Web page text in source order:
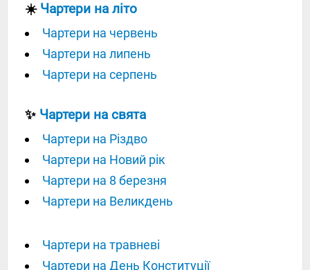
☀️ Чартери на літо
Чартери на червень
Чартери на липень
Чартери на серпень
✨ Чартери на свята
Чартери на Різдво
Чартери на Новий рік
Чартери на 8 березня
Чартери на Великдень
Чартери на травневі
Чартери на День Конституції